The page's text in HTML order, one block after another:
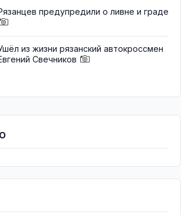
предупредили о ливне и граде
из жизни рязанский автокроссмен
Свечников